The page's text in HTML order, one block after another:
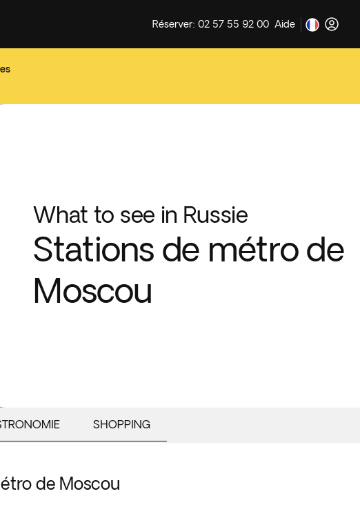
Réserver: 02 57 55 92 00 Aide
What to see in Russie
Stations de métro de
Moscou
SHOPPING
de Moscou